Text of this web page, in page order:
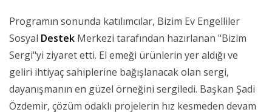
Programın sonunda katılımcılar, Bizim Ev Engelliler
Sosyal Destek Merkezi tarafından hazırlanan "Bizim
Sergi"yi ziyaret etti. El emeği ürünlerin yer aldığı ve
geliri ihtiyaç sahiplerine bağışlanacak olan sergi,
dayanışmanın en güzel örneğini sergiledi. Başkan Şadi
Özdemir, çözüm odaklı projelerin hız kesmeden devam